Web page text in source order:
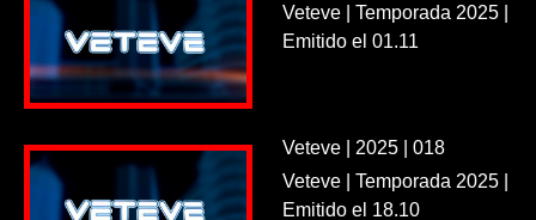
Veteve | Temporada 2025 |
Emitido el 01.11
Veteve | 2025 | 018
Veteve | Temporada 2025 |
Emitido el 18.10